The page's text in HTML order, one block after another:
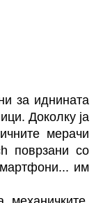
за иднината
Доколку ја
мерачи
поврзани со
им